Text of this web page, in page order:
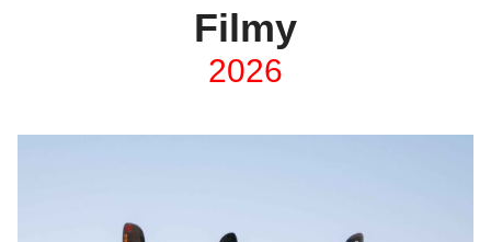
Filmy
2026